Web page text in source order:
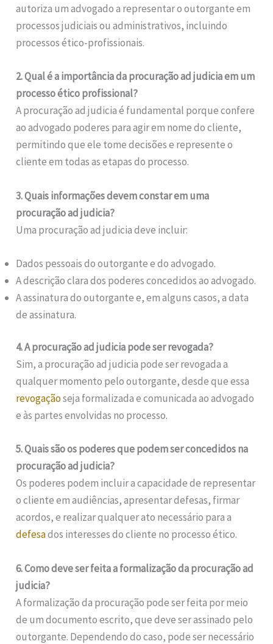
autoriza um advogado a representar o outorgante em
processos judiciais ou administrativos, incluindo
processos ético-profissionais.
2. Qual é a importância da procuração ad judicia em um
processo ético profissional?
A procuração ad judicia é fundamental porque confere
ao advogado poderes para agir em nome do cliente,
permitindo que ele tome decisões e represente o
cliente em todas as etapas do processo.
3. Quais informações devem constar em uma
procuração ad judicia?
Uma procuração ad judicia deve incluir:
Dados pessoais do outorgante e do advogado.
A descrição clara dos poderes concedidos ao advogado.
A assinatura do outorgante e, em alguns casos, a data
de assinatura.
4. A procuração ad judicia pode ser revogada?
Sim, a procuração ad judicia pode ser revogada a
qualquer momento pelo outorgante, desde que essa
revogaçãoseja formalizada e comunicada ao advogado
e às partes envolvidas no processo.
5. Quais são os poderes que podem ser concedidos na
procuração ad judicia?
Os poderes podem incluir a capacidade de representar
o cliente em audiências, apresentar defesas, firmar
acordos, e realizar qualquer ato necessário para a
defesados interesses do cliente no processo ético.
6. Como deve ser feita a formalização da procuração ad
judicia?
A formalização da procuração pode ser feita por meio
de um documento escrito, que deve ser assinado pelo
outorgante. Dependendo do caso, pode ser necessário